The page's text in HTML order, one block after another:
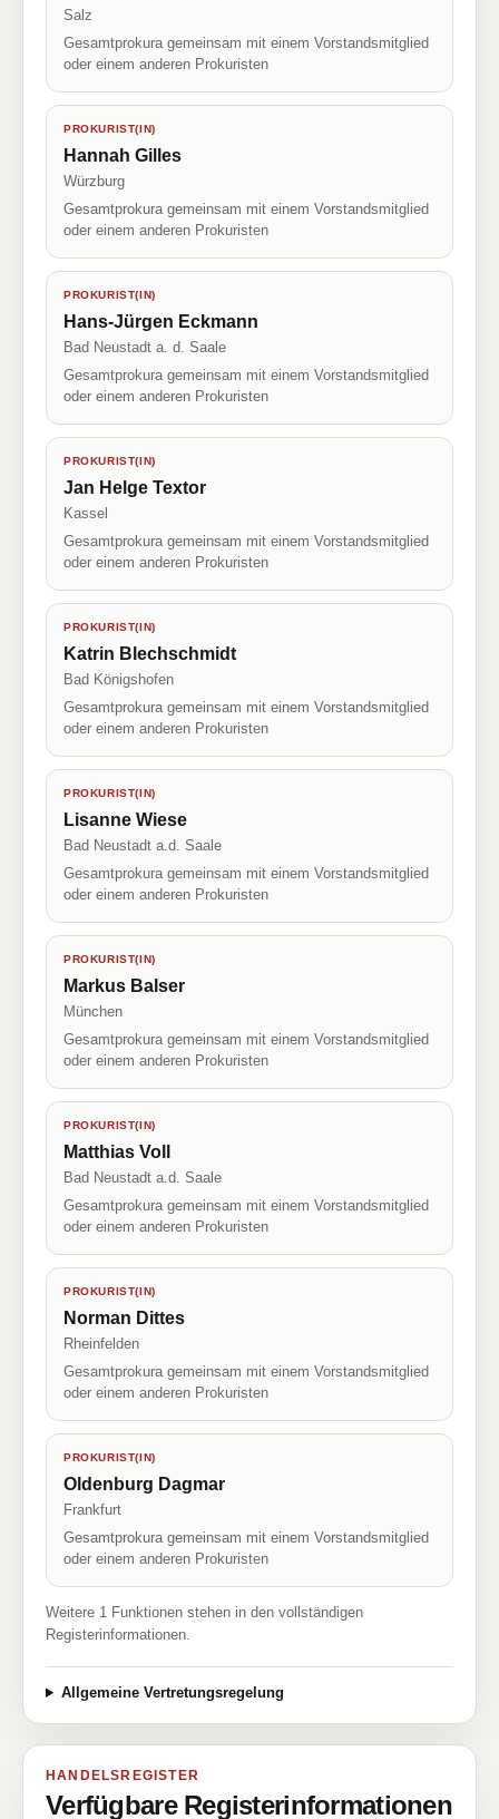
Salz
Gesamtprokura gemeinsam mit einem Vorstandsmitglied
oder einem anderen Prokuristen
PROKURIST(IN)
Hannah Gilles
Würzburg
Gesamtprokura gemeinsam mit einem Vorstandsmitglied
oder einem anderen Prokuristen
PROKURIST(IN)
Hans-Jürgen Eckmann
Bad Neustadt a. d. Saale
Gesamtprokura gemeinsam mit einem Vorstandsmitglied
oder einem anderen Prokuristen
PROKURIST(IN)
Jan Helge Textor
Kassel
Gesamtprokura gemeinsam mit einem Vorstandsmitglied
oder einem anderen Prokuristen
PROKURIST(IN)
Katrin Blechschmidt
Bad Königshofen
Gesamtprokura gemeinsam mit einem Vorstandsmitglied
oder einem anderen Prokuristen
PROKURIST(IN)
Lisanne Wiese
Bad Neustadt a.d. Saale
Gesamtprokura gemeinsam mit einem Vorstandsmitglied
oder einem anderen Prokuristen
PROKURIST(IN)
Markus Balser
München
Gesamtprokura gemeinsam mit einem Vorstandsmitglied
oder einem anderen Prokuristen
PROKURIST(IN)
Matthias Voll
Bad Neustadt a.d. Saale
Gesamtprokura gemeinsam mit einem Vorstandsmitglied
oder einem anderen Prokuristen
PROKURIST(IN)
Norman Dittes
Rheinfelden
Gesamtprokura gemeinsam mit einem Vorstandsmitglied
oder einem anderen Prokuristen
PROKURIST(IN)
Oldenburg Dagmar
Frankfurt
Gesamtprokura gemeinsam mit einem Vorstandsmitglied
oder einem anderen Prokuristen
Weitere 1 Funktionen stehen in den vollständigen
Registerinformationen.
Allgemeine Vertretungsregelung
HANDELSREGISTER
Verfügbare Registerinformationen